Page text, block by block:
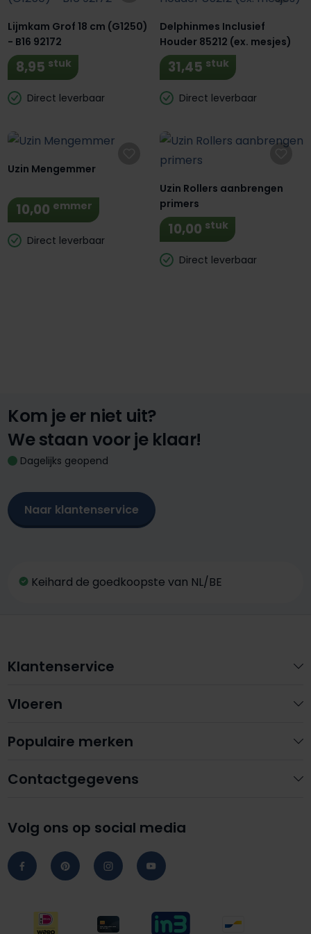
Lijmkam Grof 18 cm (G1250)
- B16 92172
8,95 stuk
Direct leverbaar
Delphinmes Inclusief
Houder 85212 (ex. mesjes)
31,45 stuk
Direct leverbaar
Uzin Mengemmer
10,00 emmer
Direct leverbaar
Uzin Rollers aanbrengen
primers
10,00 stuk
Direct leverbaar
Kom je er niet uit?
We staan voor je klaar!
Dagelijks geopend
Naar klantenservice
Keihard de goedkoopste van NL/BE
Contactgegevens
Volg ons op social media
Klantenservice
Vloeren
Populaire merken